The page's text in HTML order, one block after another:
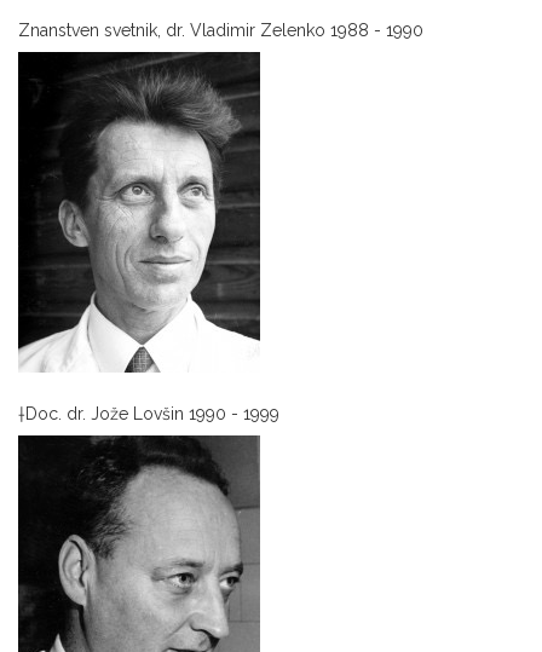
Znanstven svetnik, dr. Vladimir Zelenko 1988 - 1990
†Doc. dr. Jože Lovšin 1990 - 1999